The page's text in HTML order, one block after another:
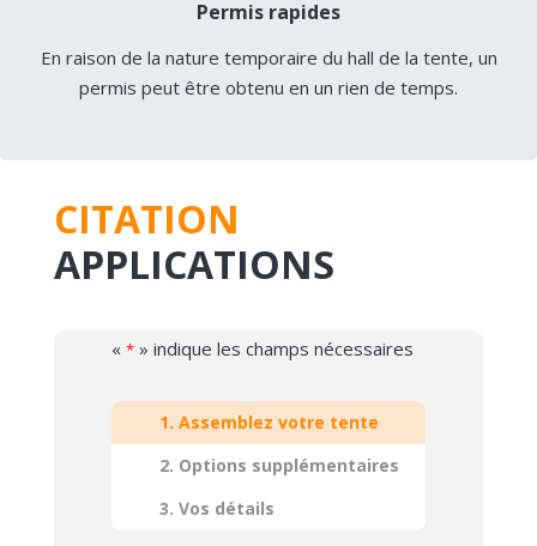
Permis rapides
En raison de la nature temporaire du hall de la tente, un
permis peut être obtenu en un rien de temps.
CITATION
APPLICATIONS
« * » indique les champs nécessaires
1. Assemblez votre tente
2. Options supplémentaires
3. Vos détails